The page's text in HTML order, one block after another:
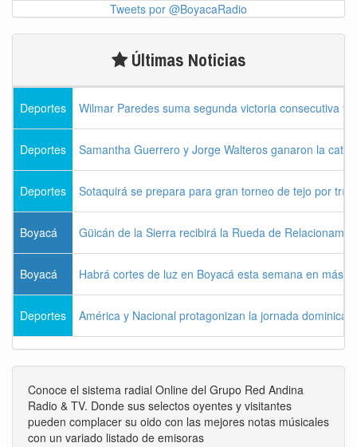
Tweets por @BoyacaRadio
Últimas Noticias
Deportes Wilmar Paredes suma segunda victoria consecutiva y
Deportes Samantha Guerrero y Jorge Walteros ganaron la
Deportes Sotaquirá se prepara para gran torneo de tejo por tríos
Boyacá Güicán de la Sierra recibirá la Rueda de
Boyacá Habrá cortes de luz en Boyacá esta semana en más
Deportes América y Nacional protagonizan la jornada dominical
Conoce el sistema radial Online del Grupo Red Andina
Radio & TV. Donde sus selectos oyentes y visitantes
pueden complacer su oido con las mejores notas músicales
con un variado listado de emisoras